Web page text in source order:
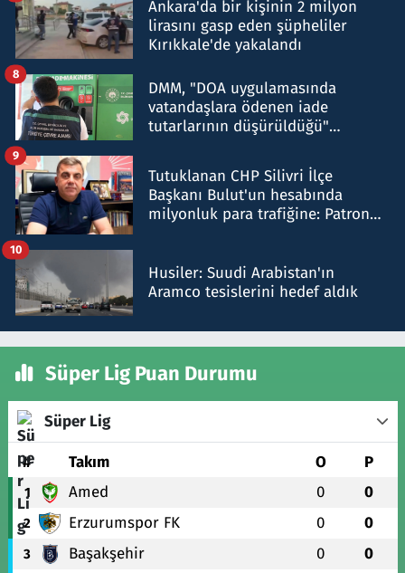
Ankara'da bir kişinin 2 milyon
lirasını gasp eden şüpheliler
Kırıkkale'de yakalandı
DMM, "DOA uygulamasında
vatandaşlara ödenen iade
tutarlarının düşürüldüğü"
8
Tutuklanan CHP Silivri İlçe
Başkanı Bulut'un hesabında
milyonluk para trafiğine: Patron
9
Husiler: Suudi Arabistan'ın
Aramco tesislerini hedef aldık
10
Süper Lig Puan Durumu
Süper Lig
# Takım O P
1 Amed 0 0
2 Erzurumspor FK 0 0
3 Başakşehir 0 0